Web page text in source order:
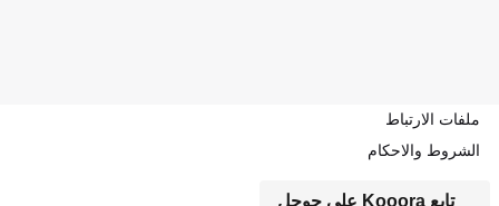
تابع Kooora على جوجل
ملفات الارتباط
الشروط والاحكام